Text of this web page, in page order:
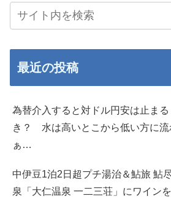
最近の投稿
為替介入すると対ドル円安は止ま
き？ 水は高いとこから低い方に流
ぁ…
中伊豆1泊2日超プチ湯治＆鮎旅 鮎
泉「大仁温泉 一二三荘」にワイン